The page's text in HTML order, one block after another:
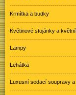
Krmítka a budky
Květinové stojánky a
Lampy
Lehátka
Luxusní sedací soupravy